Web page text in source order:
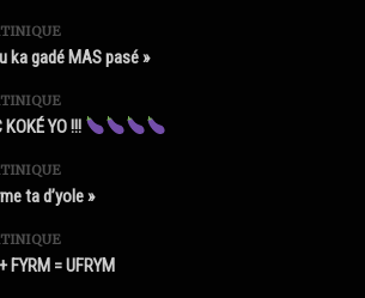
ka gadé MAS pasé »
KOKÉ YO !!!
ta d’yole »
FYRM = UFRYM